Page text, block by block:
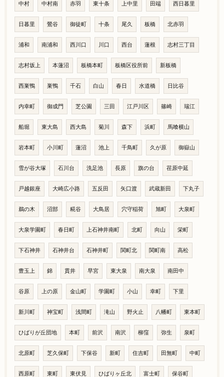
中村 中村南 赤羽 東十条 上中里 田端 西日暮里
日暮里 鶯谷 御徒町 十条 尾久 板橋 北赤羽
浦和 南浦和 西川口 川口 西台 蓮根 志村三丁目
志村坂上 本蓮沼 板橋本町 板橋区役所前 新板橋
西巣鴨 巣鴨 千石 白山 春日 水道橋 日比谷
内幸町 御成門 芝公園 三田 江戸川区 篠崎 瑞江
船堀 東大島 西大島 菊川 森下 浜町 馬喰横山
岩本町 小川町 蓮沼 池上 千鳥町 久が原 御嶽山
雪が谷大塚 石川台 洗足池 長原 旗の台 荏原中延
戸越銀座 大崎広小路 五反田 矢口渡 武蔵新田 下丸子
鵜の木 沼部 糀谷 大鳥居 穴守稲荷 旭町 大泉町
大泉学園町 春日町 上石神井南町 北町 向山 栄町
下石神井 石神井台 石神井町 関町北 関町南 高松
豊玉上 錦 貫井 早宮 東大泉 南大泉 南田中
谷原 上の原 金山町 学園町 小山 幸町 下里
新川町 神宝町 浅間町 滝山 野火止 八幡町 東本町
ひばりが丘団地 本町 前沢 南沢 柳窪 弥生 泉町
北原町 芝久保町 下保谷 新町 住吉町 田無町 中町
西原町 東町 東伏見 ひばりヶ丘北 富士町 保谷町